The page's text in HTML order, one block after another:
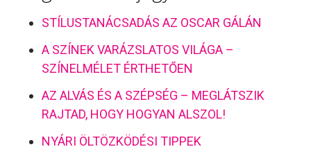
STÍLUSTANÁCSADÁS AZ OSCAR GÁLÁN
A SZÍNEK VARÁZSLATOS VILÁGA –
SZÍNELMÉLET ÉRTHETŐEN
AZ ALVÁS ÉS A SZÉPSÉG – MEGLÁTSZIK
RAJTAD, HOGY HOGYAN ALSZOL!
NYÁRI ÖLTÖZKÖDÉSI TIPPEK